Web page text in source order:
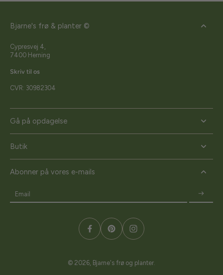
Bjarne's frø & planter ©
Cypresvej 4,
7400 Herning
Skriv til os
CVR: 30982304
Gå på opdagelse
Butik
Abonner på vores e-mails
Email
© 2026, Bjarne's frø og planter.